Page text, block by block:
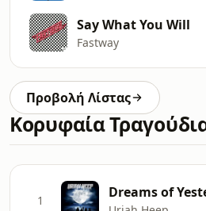
Say What You Will
Fastway
Προβολή Λίστας
Κορυφαία
1 Dreams of